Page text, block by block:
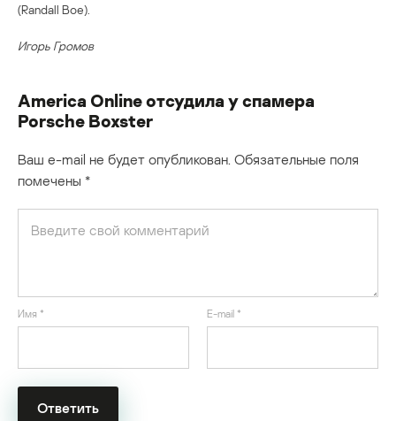
(Randall Boe).
Игорь Громов
America Online отсудила у спамера
Porsche Boxster
Ваш e-mail не будет опубликован. Обязательные поля
помечены *
Имя * E-mail *